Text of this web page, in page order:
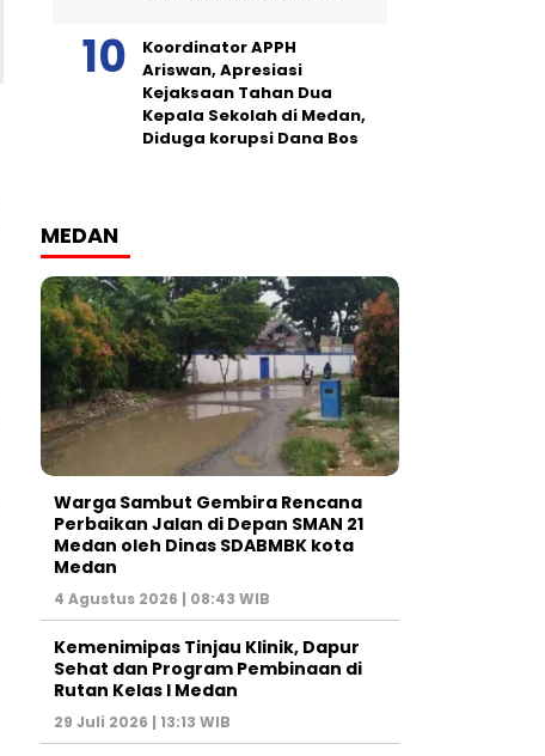
Koordinator APPH
Ariswan, Apresiasi
Kejaksaan Tahan Dua
Kepala Sekolah di Medan,
Diduga korupsi Dana Bos
MEDAN
Warga Sambut Gembira Rencana
Perbaikan Jalan di Depan SMAN 21
Medan oleh Dinas SDABMBK kota
Medan
4 Agustus 2026 | 08:43 WIB
Kemenimipas Tinjau Klinik, Dapur
Sehat dan Program Pembinaan di
Rutan Kelas I Medan
29 Juli 2026 | 13:13 WIB